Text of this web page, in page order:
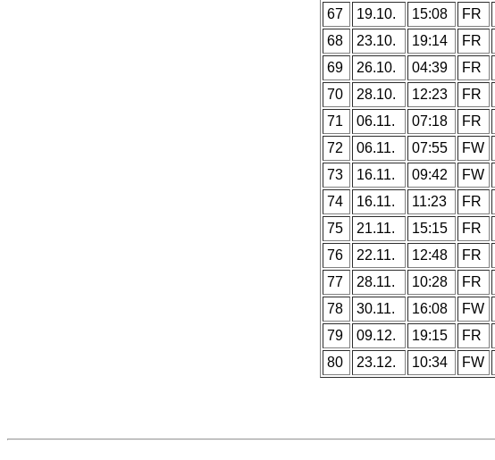
67
19.10. 15:08 FR
68
23.10. 19:14 FR
69
26.10. 04:39 FR
70
28.10. 12:23 FR
71
06.11. 07:18 FR
72
06.11. 07:55 FW
73
16.11. 09:42 FW
74
16.11. 11:23 FR
75
21.11. 15:15 FR
76
22.11. 12:48 FR
77
28.11. 10:28 FR
78
30.11. 16:08 FW
79
09.12. 19:15 FR
80
23.12. 10:34 FW